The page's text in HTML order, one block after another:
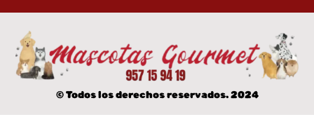
© Todos los derechos reservados. 2024